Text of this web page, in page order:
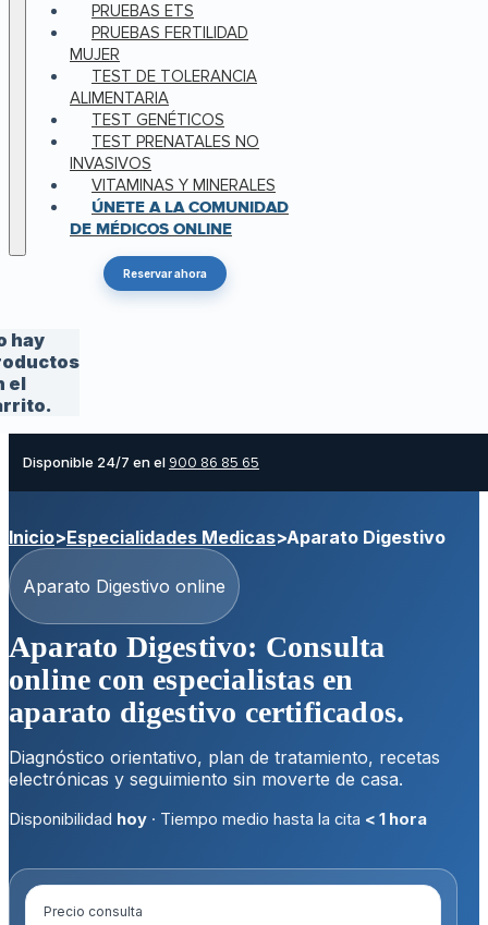
PRUEBAS ETS
PRUEBAS FERTILIDAD
MUJER
TEST DE TOLERANCIA
ALIMENTARIA
TEST GENÉTICOS
TEST PRENATALES NO
INVASIVOS
VITAMINAS Y MINERALES
ÚNETE A LA COMUNIDAD
DE MÉDICOS ONLINE
Reservar ahora
hay
el
Disponible 24/7 en el 900 86 85 65
Inicio>Especialidades Medicas>Aparato Digestivo
Aparato Digestivo online
Aparato Digestivo: Consulta
online con especialistas en
aparato digestivo certificados.
Diagnóstico orientativo, plan de tratamiento, recetas
electrónicas y seguimiento sin moverte de casa.
Disponibilidad hoy · Tiempo medio hasta la cita < 1 hora
Precio consulta